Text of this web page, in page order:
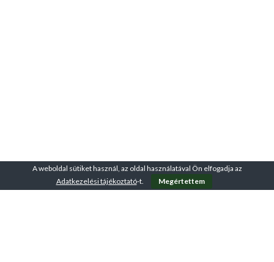
A weboldal sütiket használ, az oldal használatával Ön elfogadja az
Adatkezelési tájékoztató-t. Megértettem